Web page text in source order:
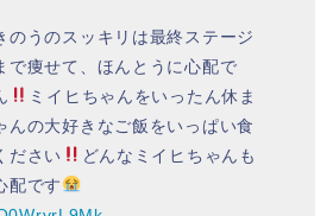
のうのスッキリは最終ステージ
で痩せて、ほんとうに心配で
ミイヒちゃんをいったん休ま
んの大好きなご飯をいっぱい食
ださい
どんなミイヒちゃんも
配です